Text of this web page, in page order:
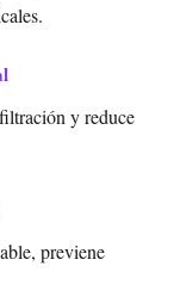
y reduce
previene